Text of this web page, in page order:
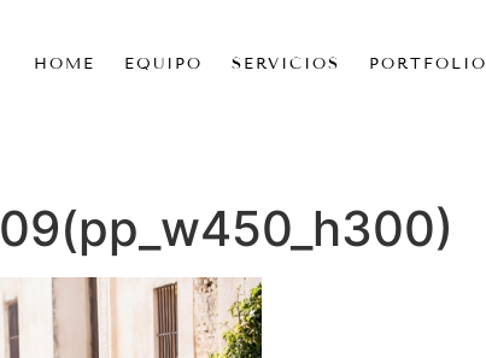
HOME EQUIPO SERVICIOS PORTFOLIO